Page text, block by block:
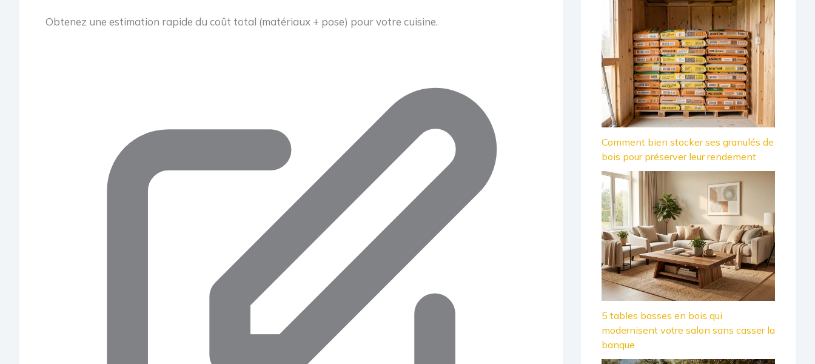
Obtenez une estimation rapide du coût total (matériaux + pose) pour votre cuisine.
Comment bien stocker ses granulés de
bois pour préserver leur rendement
5 tables basses en bois qui
modernisent votre salon sans casser la
banque